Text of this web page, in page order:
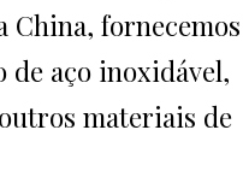
China, fornecemos
de aço inoxidável,
materiais de